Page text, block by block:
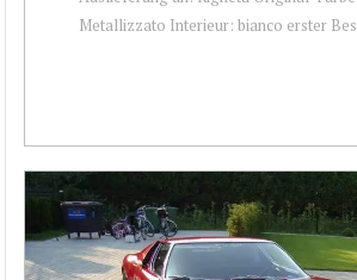
Metallizzato Interieur: bianco erster